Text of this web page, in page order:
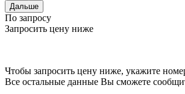
Дальше
По запросу
Запросить цену ниже
Чтобы запросить цену ниже, укажите
Все остальные данные Вы сможете